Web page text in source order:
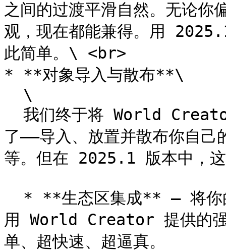
之间的过渡平滑自然。无论你
观，现在都能兼得。用
此简单。\ <br>
* **对象导入与散布**\
了——导入、放置并散布你自
等。但在 2025.1 版本中，这
用 World Creator 提供的强
单、超快速、超逼真。